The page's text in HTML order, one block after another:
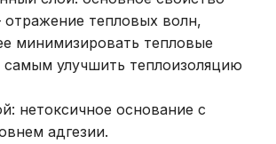
отражение тепловых волн,
минимизировать тепловые
самым улучшить теплоизоляцию
нетоксичное основание с
адгезии.